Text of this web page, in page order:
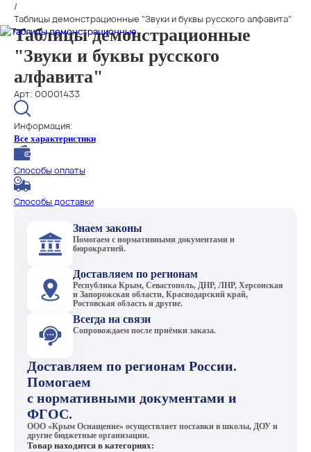
/
Таблицы демонстрационные "Звуки и буквы русского алфавита"
Таблицы демонстрационные
"Звуки и буквы русского
алфавита"
Арт: 00001433
Информация:
Все характеристики
Способы оплаты
Способы доставки
Знаем законы
Помогаем с нормативными документами и
бюрократией.
Доставляем по регионам
Республика Крым, Севастополь, ДНР, ЛНР, Херсонская
и Запорожская области, Краснодарский край,
Ростовская область и другие.
Всегда на связи
Сопровождаем после приёмки заказа.
Доставляем по регионам России.
Помогаем
с нормативными документами и
ФГОС.
ООО «Крым Оснащение» осуществляет поставки в школы, ДОУ и
другие бюджетные организации.
Товар находится в категориях: